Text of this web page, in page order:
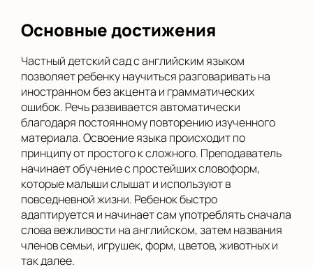
Основные достижения
Частный детский сад с английским языком
позволяет ребенку научиться разговаривать на
иностранном без акцента и грамматических
ошибок. Речь развивается автоматически
благодаря постоянному повторению изученного
материала. Освоение языка происходит по
принципу от простого к сложного. Преподаватель
начинает обучение с простейших словоформ,
которые малыши слышат и используют в
повседневной жизни. Ребенок быстро
адаптируется и начинает сам употреблять сначала
слова вежливости на английском, затем названия
членов семьи, игрушек, форм, цветов, животных и
так далее.